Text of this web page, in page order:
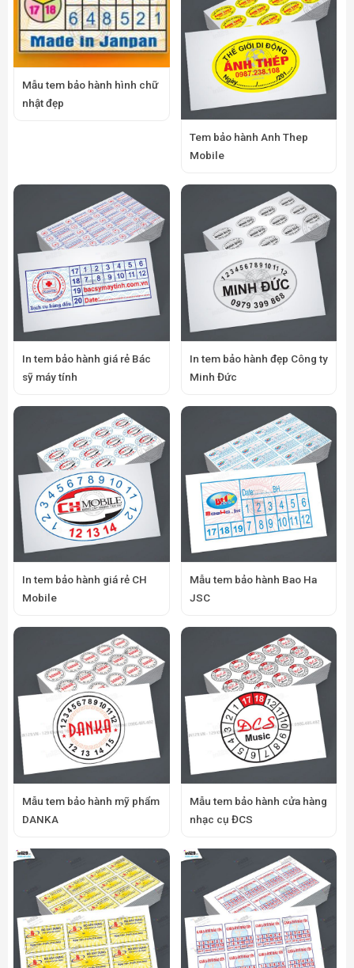
Mẫu tem bảo hành hình chữ
nhật đẹp
Tem bảo hành Anh Thep
Mobile
In tem bảo hành giá rẻ Bác
sỹ máy tính
In tem bảo hành đẹp Công ty
Minh Đức
In tem bảo hành giá rẻ CH
Mobile
Mẫu tem bảo hành Bao Ha
JSC
Mẫu tem bảo hành mỹ phẩm
DANKA
Mẫu tem bảo hành cửa hàng
nhạc cụ ĐCS